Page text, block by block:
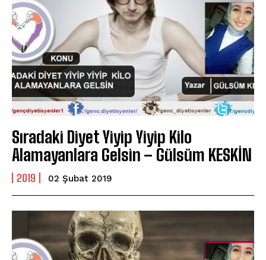
Sıradaki Diyet Yiyip Yiyip Kilo
Alamayanlara Gelsin – Gülsüm KESKİN
2019 02 Şubat 2019